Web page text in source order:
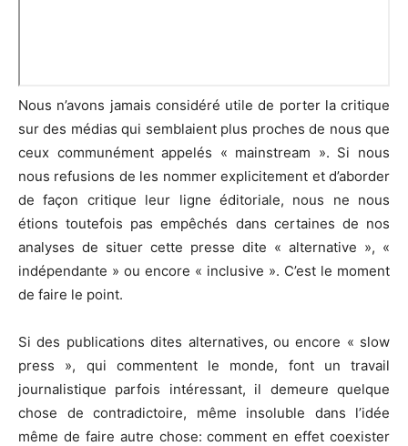
Nous n’avons jamais considéré utile de porter la critique
sur des médias qui semblaient plus proches de nous que
ceux communément appelés « mainstream ». Si nous
nous refusions de les nommer explicitement et d’aborder
de façon critique leur ligne éditoriale, nous ne nous
étions toutefois pas empêchés dans certaines de nos
analyses de situer cette presse dite « alternative », «
indépendante » ou encore « inclusive ». C’est le moment
de faire le point.
Si des publications dites alternatives, ou encore « slow
press », qui commentent le monde, font un travail
journalistique parfois intéressant, il demeure quelque
chose de contradictoire, même insoluble dans l’idée
même de faire autre chose: comment en effet coexister